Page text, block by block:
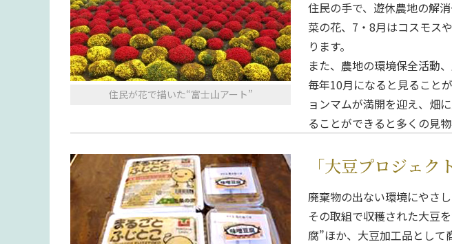
住民が花で描いた“富士山アート”
住民の手で、遊休農地の解
菜の花、7・8月はコスモス
ります。
また、農地の環境保全活動
毎年10月になると見ること
ョンマムが満開を迎え、畑
ることができると多くの見物
「大豆プロジェク
廃棄物の出ない環境にやさ
その取組で収穫された大豆
腐”ほか、大豆加工品として